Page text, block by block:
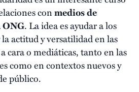
conmedios de
ONG. La idea es ayudar a los
actitud y versatilidad en las
cara o mediáticas, tanto en las
como en contextos nuevos y
público.